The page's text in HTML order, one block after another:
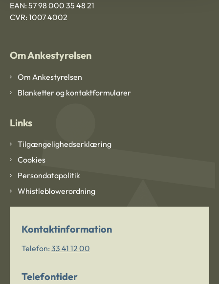
EAN: 57 98 000 35 48 21
CVR: 1007 4002
Om Ankestyrelsen
Om Ankestyrelsen
Blanketter og kontaktformularer
Links
Tilgængelighedserklæring
Cookies
Persondatapolitik
Whistleblowerordning
Kontaktinformation
Telefon: 33 41 12 00
Telefontider